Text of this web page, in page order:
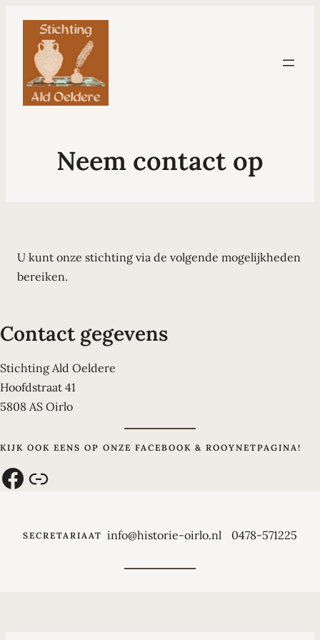
Neem contact op
U kunt onze stichting via de volgende mogelijkheden
bereiken.
Contact gegevens
Stichting Ald Oeldere
Hoofdstraat 41
5808 AS Oirlo
KIJK OOK EENS OP ONZE FACEBOOK & ROOYNETPAGINA!
Facebook Link
SECRETARIAAT info@historie-oirlo.nl 0478-571225